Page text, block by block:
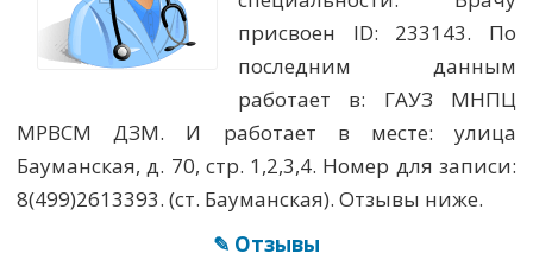
присвоен ID: 233143. По
последним данным
работает в: ГАУЗ МНПЦ
МРВСМ ДЗМ. И работает в месте: улица
Бауманская, д. 70, стр. 1,2,3,4. Номер для записи:
8(499)2613393. (ст. Бауманская). Отзывы ниже.
✎ Отзывы